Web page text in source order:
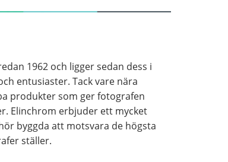
1962 och ligger sedan dess i
entusiaster. Tack vare nära
produkter som ger fotografen
Elinchrom erbjuder ett mycket
byggda att motsvara de högsta
ställer.